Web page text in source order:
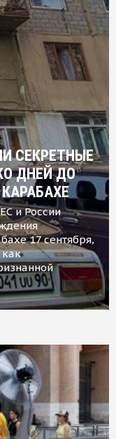
СЕКРЕТНЫЕ
ДНЕЙ ДО
и России
17 сентября,
как